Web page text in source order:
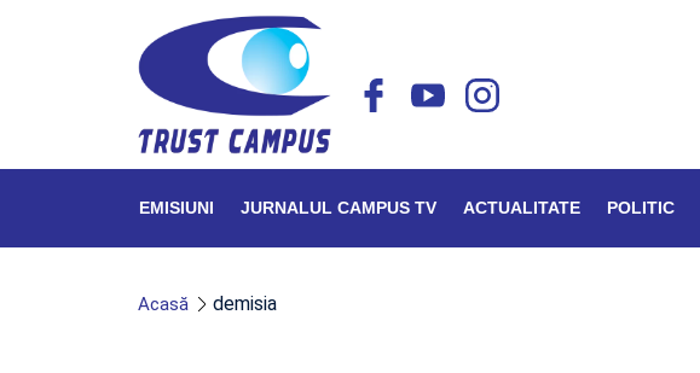
EMISIUNI JURNALUL CAMPUS TV ACTUALITATE POLITIC
Acasă demisia